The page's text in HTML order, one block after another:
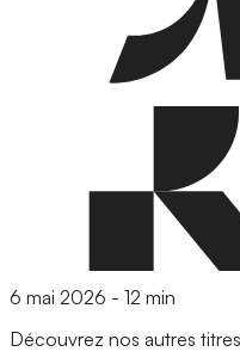
6 mai 2026 - 12 min
Découvrez nos autres titres